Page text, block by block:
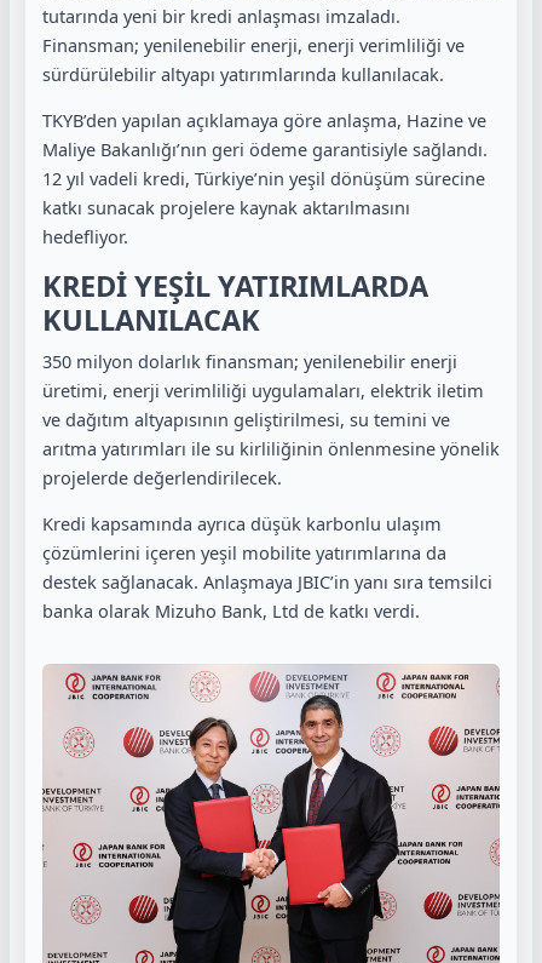
tutarında yeni bir kredi anlaşması imzaladı.
Finansman; yenilenebilir enerji, enerji verimliliği ve
sürdürülebilir altyapı yatırımlarında kullanılacak.
TKYB’den yapılan açıklamaya göre anlaşma, Hazine ve
Maliye Bakanlığı’nın geri ödeme garantisiyle sağlandı.
12 yıl vadeli kredi, Türkiye’nin yeşil dönüşüm sürecine
katkı sunacak projelere kaynak aktarılmasını
hedefliyor.
KREDİ YEŞİL YATIRIMLARDA
KULLANILACAK
350 milyon dolarlık finansman; yenilenebilir enerji
üretimi, enerji verimliliği uygulamaları, elektrik iletim
ve dağıtım altyapısının geliştirilmesi, su temini ve
arıtma yatırımları ile su kirliliğinin önlenmesine yönelik
projelerde değerlendirilecek.
Kredi kapsamında ayrıca düşük karbonlu ulaşım
çözümlerini içeren yeşil mobilite yatırımlarına da
destek sağlanacak. Anlaşmaya JBIC’in yanı sıra temsilci
banka olarak Mizuho Bank, Ltd de katkı verdi.